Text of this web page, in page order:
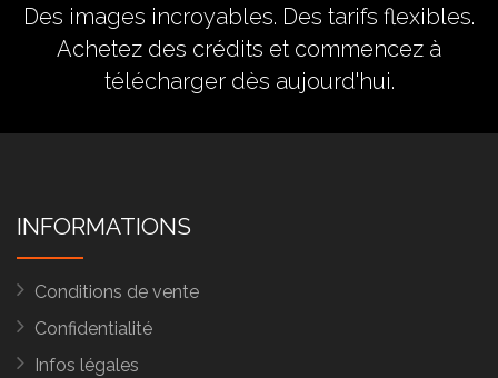
Des images incroyables. Des tarifs flexibles.
Achetez des crédits et commencez à
télécharger dès aujourd'hui.
INFORMATIONS
Conditions de vente
Confidentialité
Infos légales